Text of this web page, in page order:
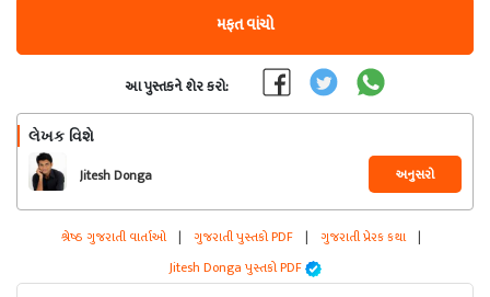
મફત વાંચો
આ પુસ્તકને શેર કરો:
લેખક વિશે
Jitesh Donga અનુસરો
શ્રેષ્ઠ ગુજરાતી વાર્તાઓ | ગુજરાતી પુસ્તકો PDF | ગુજરાતી પ્રેરક કથા |
Jitesh Donga પુસ્તકો PDF